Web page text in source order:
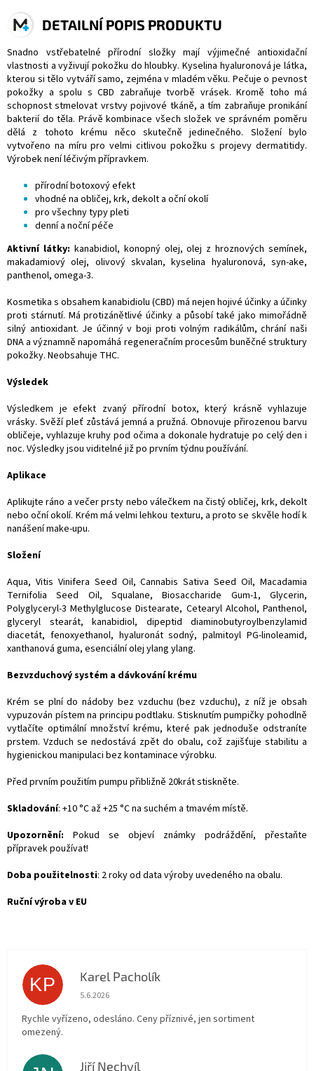
DETAILNÍ POPIS PRODUKTU
Snadno vstřebatelné přírodní složky mají výjimečné antioxidační
vlastnosti a vyživují pokožku do hloubky. Kyselina hyaluronová je látka,
kterou si tělo vytváří samo, zejména v mladém věku. Pečuje o pevnost
pokožky a spolu s CBD zabraňuje tvorbě vrásek. Kromě toho má
schopnost stmelovat vrstvy pojivové tkáně, a tím zabraňuje pronikání
bakterií do těla. Právě kombinace všech složek ve správném poměru
dělá z tohoto krému něco skutečně jedinečného. Složení bylo
vytvořeno na míru pro velmi citlivou pokožku s projevy dermatitidy.
Výrobek není léčivým přípravkem.
přírodní botoxový efekt
vhodné na obličej, krk, dekolt a oční okolí
pro všechny typy pleti
denní a noční péče
Aktivní látky: kanabidiol, konopný olej, olej z hroznových semínek,
makadamiový olej, olivový skvalan, kyselina hyaluronová, syn-ake,
panthenol, omega-3.
Kosmetika s obsahem kanabidiolu (CBD) má nejen hojivé účinky a účinky
proti stárnutí. Má protizánětlivé účinky a působí také jako mimořádně
silný antioxidant. Je účinný v boji proti volným radikálům, chrání naši
DNA a významně napomáhá regeneračním procesům buněčné struktury
pokožky. Neobsahuje THC.
Výsledek
Výsledkem je efekt zvaný přírodní botox, který krásně vyhlazuje
vrásky. Svěží pleť zůstává jemná a pružná. Obnovuje přirozenou barvu
obličeje, vyhlazuje kruhy pod očima a dokonale hydratuje po celý den i
noc. Výsledky jsou viditelné již po prvním týdnu používání.
Aplikace
Aplikujte ráno a večer prsty nebo válečkem na čistý obličej, krk, dekolt
nebo oční okolí. Krém má velmi lehkou texturu, a proto se skvěle hodí k
nanášení make-upu.
Složení
Aqua, Vitis Vinifera Seed Oil, Cannabis Sativa Seed Oil, Macadamia
Ternifolia Seed Oil, Squalane, Biosaccharide Gum-1, Glycerin,
Polyglyceryl-3 Methylglucose Distearate, Cetearyl Alcohol, Panthenol,
glyceryl stearát, kanabidiol, dipeptid diaminobutyroylbenzylamid
diacetát, fenoxyethanol, hyaluronát sodný, palmitoyl PG-linoleamid,
xanthanová guma, esenciální olej ylang ylang.
Bezvzduchový systém a dávkování krému
Krém se plní do nádoby bez vzduchu (bez vzduchu), z níž je obsah
vypuzován pístem na principu podtlaku. Stisknutím pumpičky pohodlně
vytlačíte optimální množství krému, které pak jednoduše odstraníte
prstem. Vzduch se nedostává zpět do obalu, což zajišťuje stabilitu a
hygienickou manipulaci bez kontaminace výrobku.
Před prvním použitím pumpu přibližně 20krát stiskněte.
Skladování: +10 °C až +25 °C na suchém a tmavém místě.
Upozornění: Pokud se objeví známky podráždění, přestaňte
přípravek používat!
Doba použitelnosti: 2 roky od data výroby uvedeného na obalu.
Ruční výroba v EU
KP Karel Pacholík
Hodnocení obchodu je 4 z 5 hvězdiček.
5.6.2026
Rychle vyřízeno, odesláno. Ceny příznivé, jen sortiment
omezený.
Jiří Nechvíl